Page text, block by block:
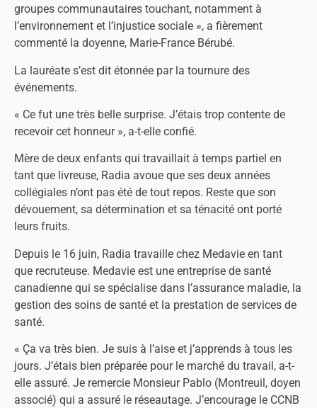
groupes communautaires touchant, notamment à
l’environnement et l’injustice sociale », a fièrement
commenté la doyenne, Marie-France Bérubé.
La lauréate s’est dit étonnée par la tournure des
événements.
« Ce fut une très belle surprise. J’étais trop contente de
recevoir cet honneur », a-t-elle confié.
Mère de deux enfants qui travaillait à temps partiel en
tant que livreuse, Radia avoue que ses deux années
collégiales n’ont pas été de tout repos. Reste que son
dévouement, sa détermination et sa ténacité ont porté
leurs fruits.
Depuis le 16 juin, Radia travaille chez Medavie en tant
que recruteuse. Medavie est une entreprise de santé
canadienne qui se spécialise dans l’assurance maladie, la
gestion des soins de santé et la prestation de services de
santé.
« Ça va très bien. Je suis à l’aise et j’apprends à tous les
jours. J’étais bien préparée pour le marché du travail, a-t-
elle assuré. Je remercie Monsieur Pablo (Montreuil, doyen
associé) qui a assuré le réseautage. J’encourage le CCNB